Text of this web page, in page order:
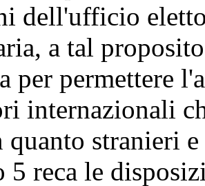
dell'ufficio
a tal
per permettere
internazionali
stranieri
5 reca le